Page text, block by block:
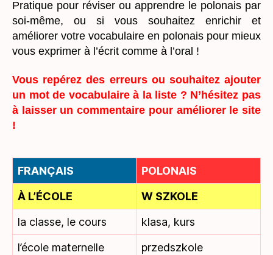
Pratique pour réviser ou apprendre le polonais par
soi-même, ou si vous souhaitez enrichir et
améliorer votre vocabulaire en polonais pour mieux
vous exprimer à l’écrit comme à l’oral !
Vous repérez des erreurs ou souhaitez ajouter
un mot de vocabulaire à la liste ? N’hésitez pas
à laisser un commentaire pour améliorer le site
!
FRANÇAIS
POLONAIS
À L’ÉCOLE
W SZKOLE
la classe, le cours
klasa, kurs
l’école maternelle
przedszkole